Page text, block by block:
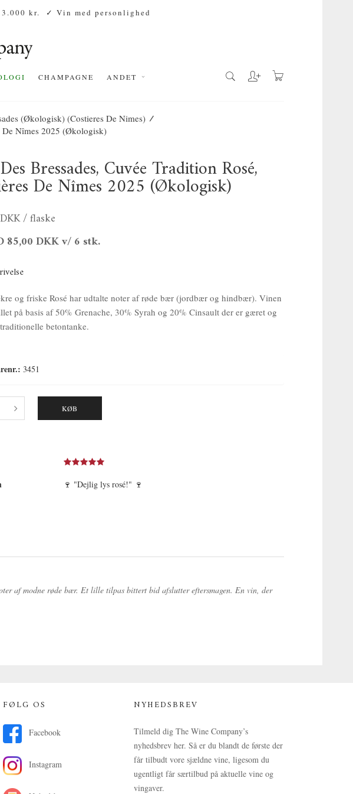
kr. ✓ Vin med personlighed
CHAMPAGNE ANDET
(Økologisk) (Costieres De Nimes) /
De Nîmes 2025 (økologisk)
Bressades, Cuvée Tradition Rosé,
De Nîmes 2025 (økologisk)
/ flaske
85,00 DKKv/ 6 stk.
og friske Rosé har udtalte noter af røde bær (jordbær og hindbær). Vinen
på basis af 50% Grenache, 30% Syrah og 20% Cinsault der er gæret og
betontanke.
3451
KØB
🍷 "Dejlig lys rosé!" 🍷
af modne røde bær. Et lille tilpas bittert bid afslutter eftersmagen. En vin, der
FØLG OS
Facebook
Instagram
NYHEDSBREV
Tilmeld dig The Wine Company’s
nyhedsbrev her. Så er du blandt de første der
får tilbudt vore sjældne vine, ligesom du
ugentligt får særtilbud på aktuelle vine og
vingaver.